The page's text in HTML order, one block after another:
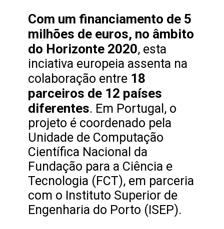
Com um financiamento de 5
milhões de euros, no âmbito
do Horizonte 2020, esta
inciativa europeia assenta na
colaboração entre 18
parceiros de 12 países
diferentes. Em Portugal, o
projeto é coordenado pela
Unidade de Computação
Científica Nacional da
Fundação para a Ciência e
Tecnologia (FCT), em parceria
com o Instituto Superior de
Engenharia do Porto (ISEP).